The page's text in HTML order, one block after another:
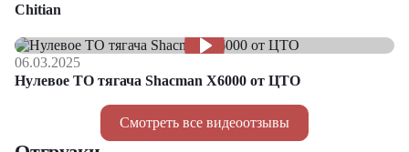
Смотреть все видеоотзывы
Chitian
06.03.2025
Нулевое ТО тягача Shacman Х6000 от ЦТО